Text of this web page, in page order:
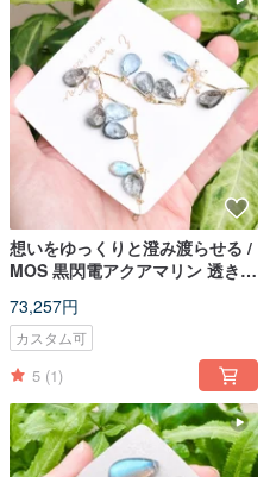
想いをゆっくりと澄み渡らせる /
MOS 黒閃電アクアマリン 透き通
スレット
73,257円
カスタム可
5 (1)